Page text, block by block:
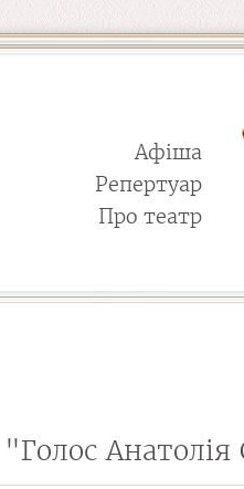
Афіша
Репертуар
Про театр
"Голос